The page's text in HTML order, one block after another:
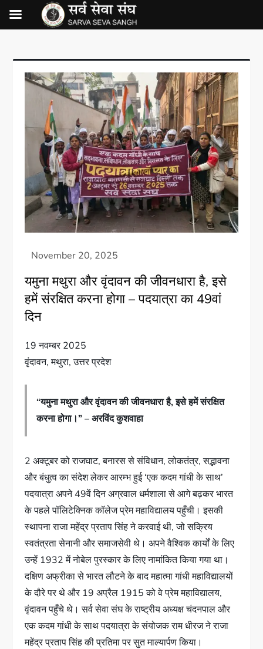
यमुना मथुरा और वृंदावन की जीवनधारा है, इसे
हमें संरक्षित करना होगा – पदयात्रा का 49वां
दिन
19 नवम्बर 2025
वृंदावन, मथुरा, उत्तर प्रदेश
“यमुना मथुरा और वृंदावन की जीवनधारा है, इसे हमें संरक्षित
करना होगा।” – अरविंद कुशवाहा
2 अक्टूबर को राजघाट, बनारस से संविधान, लोकतंत्र, सद्भावना
और बंधुत्व का संदेश लेकर आरम्भ हुई ‘एक कदम गांधी के साथ’
पदयात्रा अपने 49वें दिन अग्रवाल धर्मशाला से आगे बढ़कर भारत
के पहले पॉलिटेक्निक कॉलेज प्रेम महाविद्यालय पहुँची। इसकी
स्थापना राजा महेंद्र प्रताप सिंह ने करवाई थी, जो सक्रिय
स्वतंत्रता सेनानी और समाजसेवी थे। अपने वैश्विक कार्यों के लिए
उन्हें 1932 में नोबेल पुरस्कार के लिए नामांकित किया गया था।
दक्षिण अफ्रीका से भारत लौटने के बाद महात्मा गांधी महाविद्यालयों
के दौरे पर थे और 19 अप्रैल 1915 को वे प्रेम महाविद्यालय,
वृंदावन पहुँचे थे। सर्व सेवा संघ के राष्ट्रीय अध्यक्ष चंदनपाल और
एक कदम गांधी के साथ पदयात्रा के संयोजक राम धीरज ने राजा
महेंद्र प्रताप सिंह की प्रतिमा पर सुत माल्यार्पण किया।